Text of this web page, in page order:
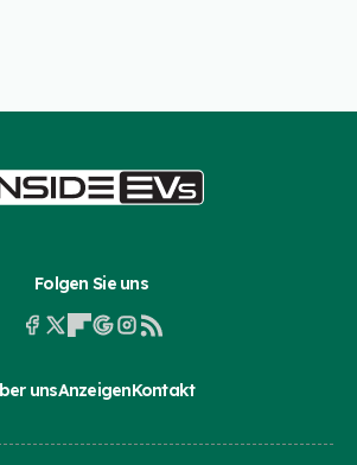
Folgen Sie uns
unsAnzeigenKontakt